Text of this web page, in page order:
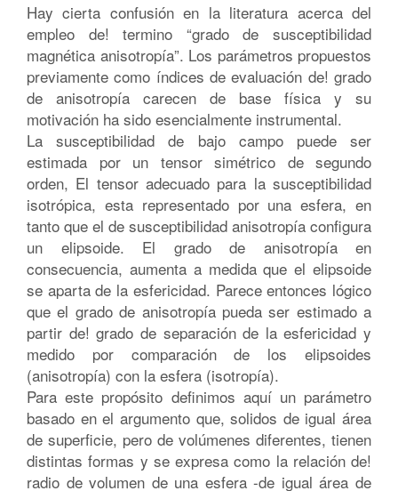
Hay cierta confusión en la literatura acerca del
empleo de! termino “grado de susceptibilidad
magnética anisotropía”. Los parámetros propuestos
previamente como índices de evaluación de! grado
de anisotropía carecen de base física y su
motivación ha sido esencialmente instrumental.
La susceptibilidad de bajo campo puede ser
estimada por un tensor simétrico de segundo
orden, El tensor adecuado para la susceptibilidad
isotrópica, esta representado por una esfera, en
tanto que el de susceptibilidad anisotropía configura
un elipsoide. El grado de anisotropía en
consecuencia, aumenta a medida que el elipsoide
se aparta de la esfericidad. Parece entonces lógico
que el grado de anisotropía pueda ser estimado a
partir de! grado de separación de la esfericidad y
medido por comparación de los elipsoides
(anisotropía) con la esfera (isotropía).
Para este propósito definimos aquí un parámetro
basado en el argumento que, solidos de igual área
de superficie, pero de volúmenes diferentes, tienen
distintas formas y se expresa como la relación de!
radio de volumen de una esfera -de igual área de